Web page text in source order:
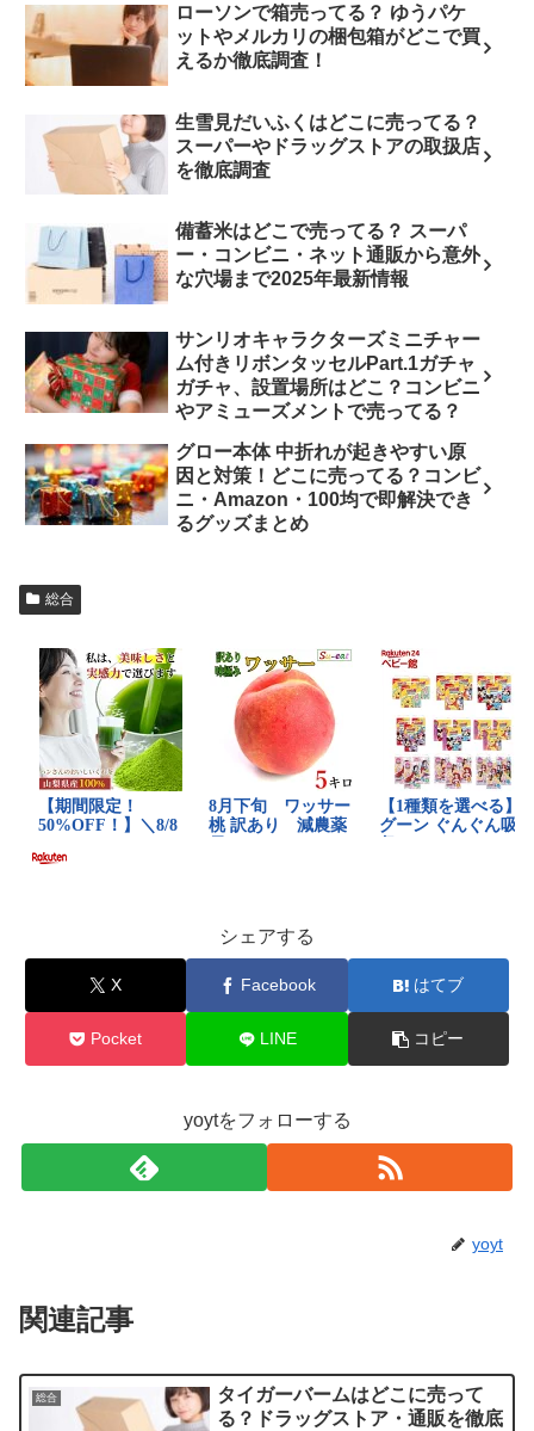
ローソンで箱売ってる？ ゆうパケ
ットやメルカリの梱包箱がどこで買
えるか徹底調査！
生雪見だいふくはどこに売ってる？
スーパーやドラッグストアの取扱店
を徹底調査
備蓄米はどこで売ってる？ スーパ
ー・コンビニ・ネット通販から意外
な穴場まで2025年最新情報
サンリオキャラクターズミニチャー
ム付きリボンタッセルPart.1ガチャ
ガチャ、設置場所はどこ？コンビニ
やアミューズメントで売ってる？
グロー本体 中折れが起きやすい原
因と対策！どこに売ってる？コンビ
ニ・Amazon・100均で即解決でき
るグッズまとめ
総合
シェアする
X Facebook はてブ
Pocket LINE コピー
yoytをフォローする
yoyt
関連記事
総合
タイガーバームはどこに売って
る？ドラッグストア・通販を徹底